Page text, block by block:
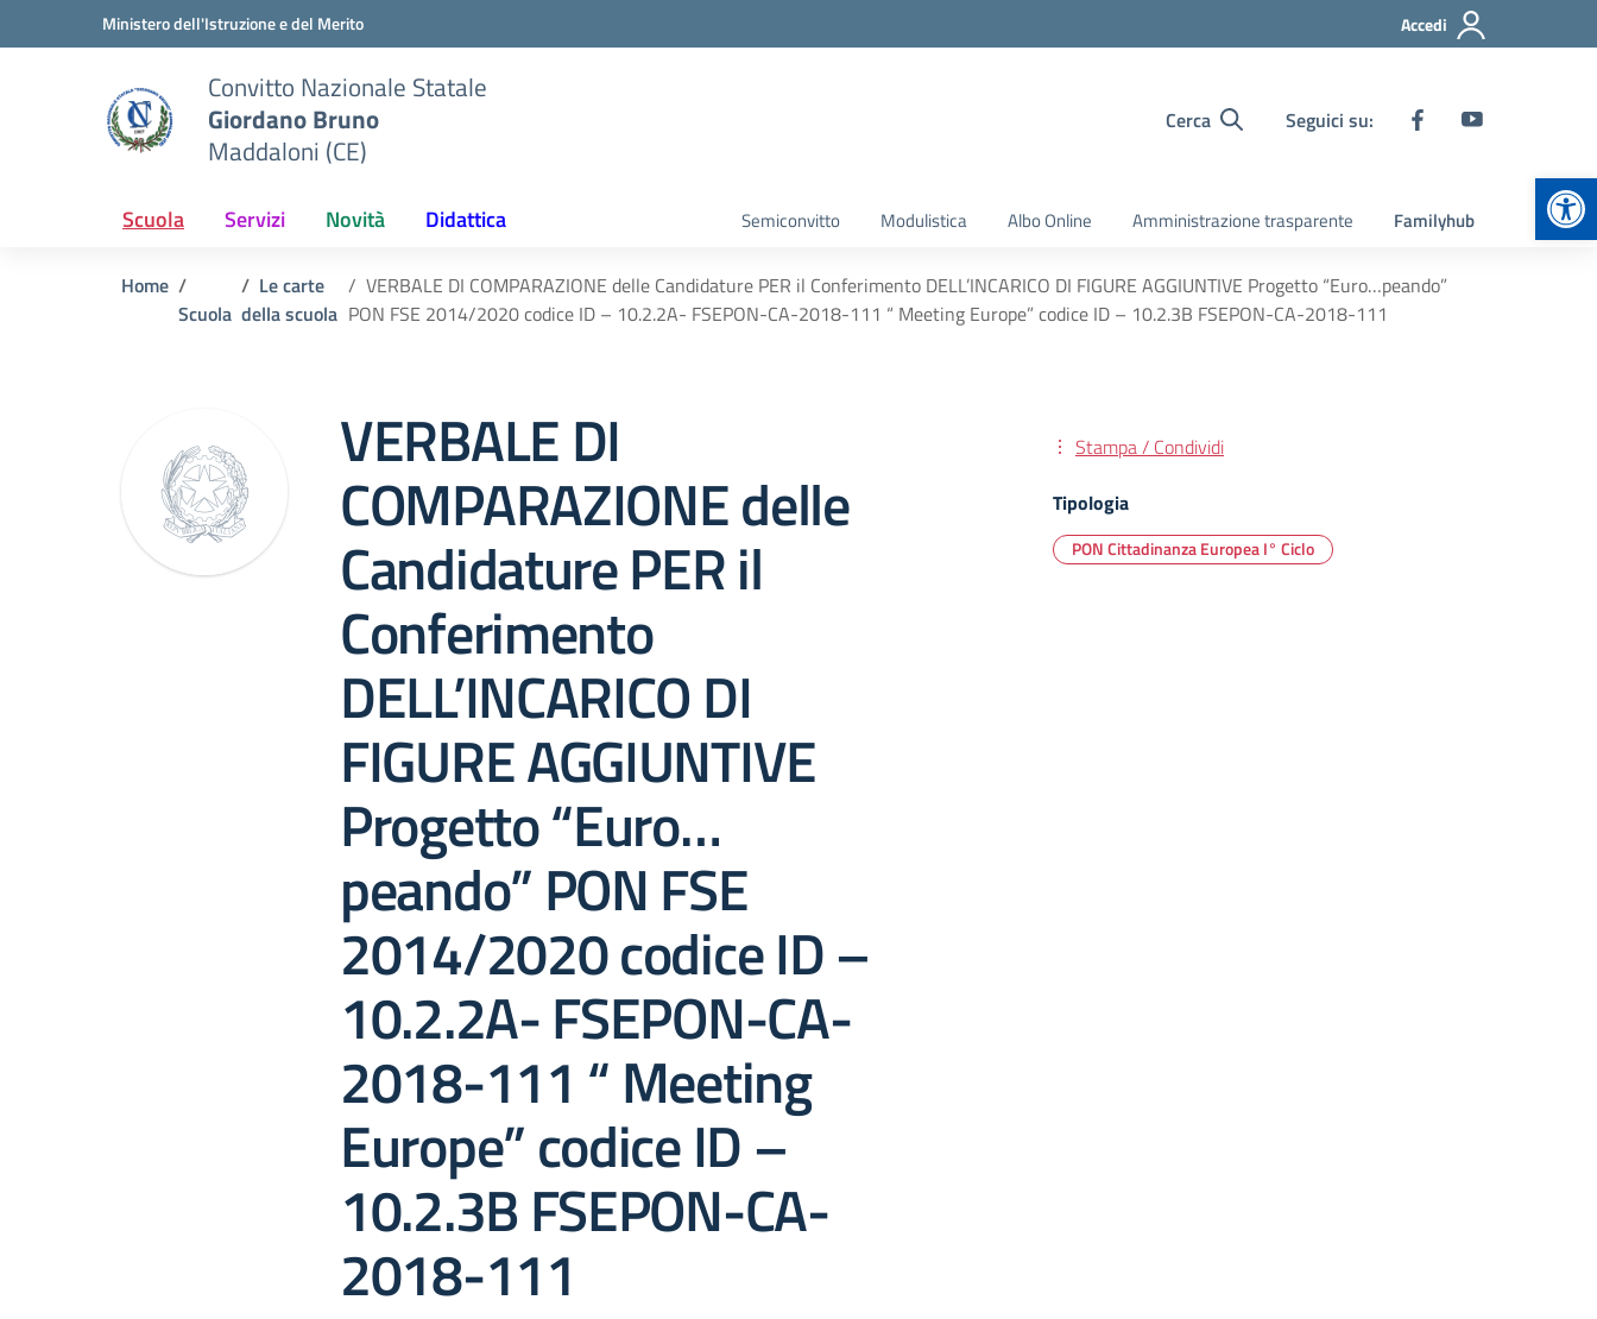
Vai ai contenuti
Vai al menu di navigazioneMinistero dell'Istruzione e del Merito Accedi
Convitto Nazionale Statale
Giordano Bruno
Maddaloni (CE)
Cerca Seguici su:
Scuola Servizi Novità Didattica Semiconvitto Modulistica Albo Online Amministrazione trasparente Familyhub
Home
Scuola
Le carte
della scuola
VERBALE DI COMPARAZIONE delle Candidature PER il Conferimento DELL’INCARICO DI FIGURE AGGIUNTIVE Progetto “Euro…peando”
PON FSE 2014/2020 codice ID – 10.2.2A- FSEPON-CA-2018-111 “ Meeting Europe” codice ID – 10.2.3B FSEPON-CA-2018-111
VERBALE DI
COMPARAZIONE delle
Candidature PER il
Conferimento
DELL’INCARICO DI
FIGURE AGGIUNTIVE
Progetto “Euro…
peando” PON FSE
2014/2020 codice ID –
10.2.2A- FSEPON-CA-
2018-111 “ Meeting
Europe” codice ID –
10.2.3B FSEPON-CA-
2018-111
Stampa / Condividi
Tipologia
PON Cittadinanza Europea I° Ciclo